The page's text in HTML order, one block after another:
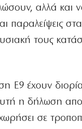
αλλά και
παραλείψεις
τους
Ε9 έχουν
η δήλωση
σε